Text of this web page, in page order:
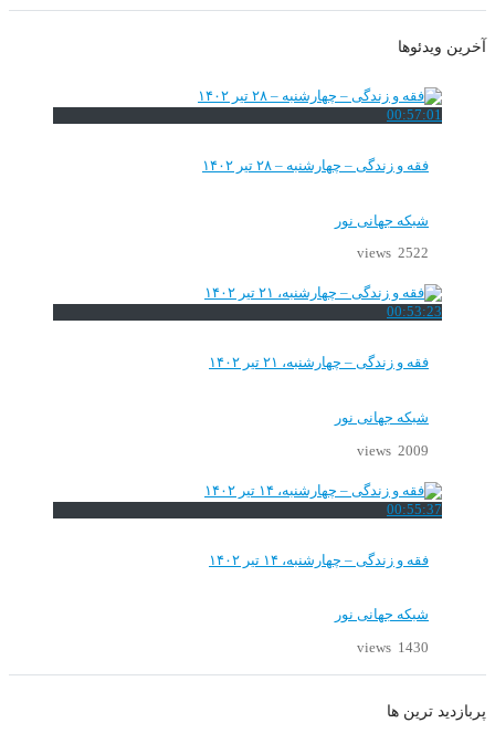
آخرین ویدئوها
00:57:01
فقه و زندگی – چهارشنبه – ۲۸ تیر ۱۴۰۲
شبکه جهانی نور
2522 views
00:53:23
فقه و زندگی – چهارشنبه، ۲۱ تیر ۱۴۰۲
شبکه جهانی نور
2009 views
00:55:37
فقه و زندگی – چهارشنبه، ۱۴ تیر ۱۴۰۲
شبکه جهانی نور
1430 views
پربازدید ترین ها